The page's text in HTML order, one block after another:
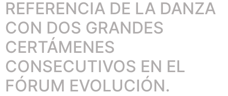
REFERENCIA DE LA DANZA
CON DOS GRANDES
CERTÁMENES
CONSECUTIVOS EN EL
FÓRUM EVOLUCIÓN.